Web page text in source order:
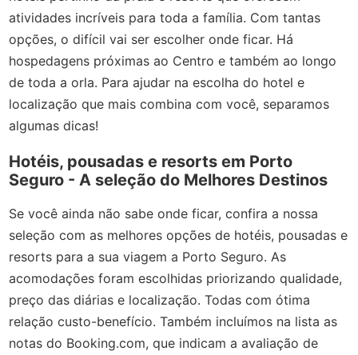
atividades incríveis para toda a família. Com tantas
opções, o difícil vai ser escolher onde ficar. Há
hospedagens próximas ao Centro e também ao longo
de toda a orla. Para ajudar na escolha do hotel e
localização que mais combina com você, separamos
algumas dicas!
Hotéis, pousadas e resorts em Porto
Seguro - A seleção do Melhores Destinos
Se você ainda não sabe onde ficar, confira a nossa
seleção com as melhores opções de hotéis, pousadas e
resorts para a sua viagem a Porto Seguro. As
acomodações foram escolhidas priorizando qualidade,
preço das diárias e localização. Todas com ótima
relação custo-benefício. Também incluímos na lista as
notas do Booking.com, que indicam a avaliação de